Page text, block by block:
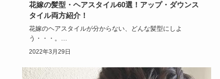
花嫁の髪型・ヘアスタイル60選！アップ・ダウンス
タイル両方紹介！
花嫁のヘアスタイルが分からない、どんな髪型にしよ
う・・・。
髪が短くてヘアアレンジができないじゃないか、と悩んでい
2022年3月29日